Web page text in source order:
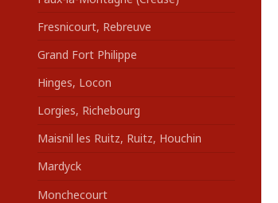
Fresnicourt, Rebreuve
Grand Fort Philippe
Hinges, Locon
Lorgies, Richebourg
Maisnil les Ruitz, Ruitz, Houchin
Mardyck
Monchecourt